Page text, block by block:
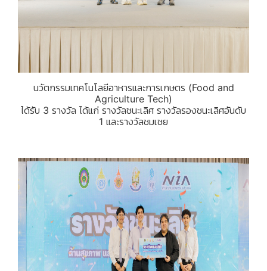
นวัตกรรมเทคโนโลยีอาหารและการเกษตร (Food and
Agriculture Tech)
ได้รับ 3 รางวัล ได้แก่ รางวัลชนะเลิศ รางวัลรองชนะเลิศอันดับ
1 และรางวัลชมเชย